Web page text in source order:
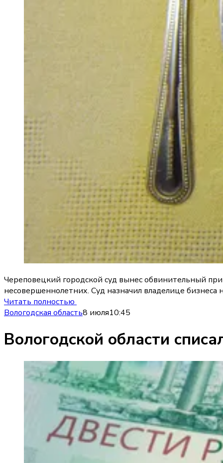
Череповецкий городской суд вынес обвинительный
несовершеннолетних. Суд назначил владелице
Читать полностью
Вологодская область8 июля10:45
Вологодской области